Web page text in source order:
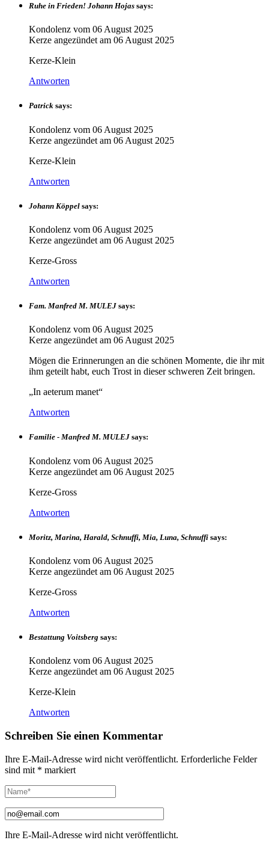
Ruhe in Frieden! Johann Hojas says:
Kondolenz vom 06 August 2025
Kerze angezündet am 06 August 2025
Kerze-Klein
Antworten
Patrick says:
Kondolenz vom 06 August 2025
Kerze angezündet am 06 August 2025
Kerze-Klein
Antworten
Johann Köppel says:
Kondolenz vom 06 August 2025
Kerze angezündet am 06 August 2025
Kerze-Gross
Antworten
Fam. Manfred M. MULEJ says:
Kondolenz vom 06 August 2025
Kerze angezündet am 06 August 2025
Mögen die Erinnerungen an die schönen Momente, die ihr mit
ihm geteilt habt, euch Trost in dieser schweren Zeit bringen.
„In aeterum manet“
Antworten
Familie - Manfred M. MULEJ says:
Kondolenz vom 06 August 2025
Kerze angezündet am 06 August 2025
Kerze-Gross
Antworten
Moritz, Marina, Harald, Schnuffi, Mia, Luna, Schnuffi says:
Kondolenz vom 06 August 2025
Kerze angezündet am 06 August 2025
Kerze-Gross
Antworten
Bestattung Voitsberg says:
Kondolenz vom 06 August 2025
Kerze angezündet am 06 August 2025
Kerze-Klein
Antworten
Schreiben Sie einen Kommentar
Ihre E-Mail-Adresse wird nicht veröffentlicht. Erforderliche Felder
sind mit * markiert
Ihre E-Mail-Adresse wird nicht veröffentlicht.